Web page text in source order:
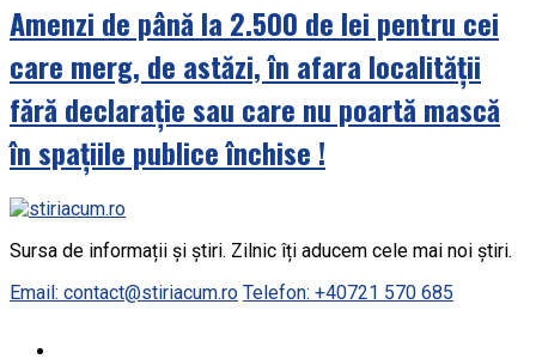
Amenzi de până la 2.500 de lei pentru cei
care merg, de astăzi, în afara localității
fără declarație sau care nu poartă mască
în spațiile publice închise !
Sursa de informații și știri. Zilnic îți aducem cele mai noi știri.
Email: contact@stiriacum.ro Telefon: +40721 570 685